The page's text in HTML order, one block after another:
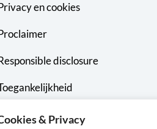
& Privacy
encookies
disclosure